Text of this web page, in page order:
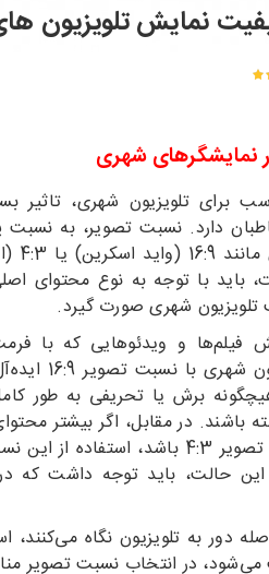
نمایش تلویزیون
نمایشگرهای شهری
برای تلویزیون شهری، تاثیر
دارد. نسبت تصویر، به نسبت
آن
باید با توجه به نوع محتوای
شهری صورت گیرد.
فیلم‌ها و ویدئوهایی که با
شده‌اند،
برش یا تحریفی به طور
باشند. در مقابل، اگر بیشتر
ویدئوهای قدیمی با نسبت تصویر 4:3
این حالت، باید توجه داشت که
به تلویزیون نگاه می‌کنند،
می‌شود، در انتخاب نسبت تصویر